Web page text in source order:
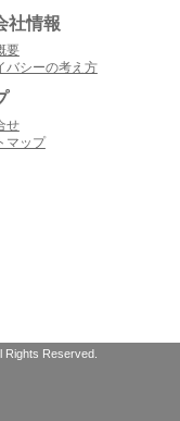
社情報
要
バシーの考え方
せ
マップ
Reserved.